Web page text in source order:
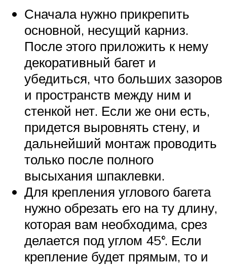
Сначала нужно прикрепить
основной, несущий карниз.
После этого приложить к нему
декоративный багет и
убедиться, что больших зазоров
и пространств между ним и
стенкой нет. Если же они есть,
придется выровнять стену, и
дальнейший монтаж проводить
только после полного
высыхания шпаклевки.
Для крепления углового багета
нужно обрезать его на ту длину,
которая вам необходима, срез
делается под углом 45°. Если
крепление будет прямым, то и